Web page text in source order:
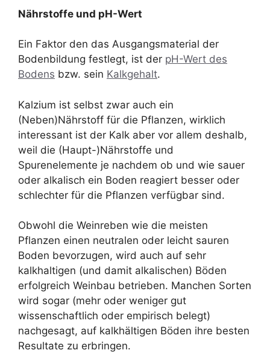
Nährstoffe und pH-Wert
Ein Faktor den das Ausgangsmaterial der
Bodenbildung festlegt, ist der pH-Wert des
Bodens bzw. sein Kalkgehalt.
Kalzium ist selbst zwar auch ein
(Neben)Nährstoff für die Pflanzen, wirklich
interessant ist der Kalk aber vor allem deshalb,
weil die (Haupt-)Nährstoffe und
Spurenelemente je nachdem ob und wie sauer
oder alkalisch ein Boden reagiert besser oder
schlechter für die Pflanzen verfügbar sind.
Obwohl die Weinreben wie die meisten
Pflanzen einen neutralen oder leicht sauren
Boden bevorzugen, wird auch auf sehr
kalkhaltigen (und damit alkalischen) Böden
erfolgreich Weinbau betrieben. Manchen Sorten
wird sogar (mehr oder weniger gut
wissenschaftlich oder empirisch belegt)
nachgesagt, auf kalkhältigen Böden ihre besten
Resultate zu erbringen.